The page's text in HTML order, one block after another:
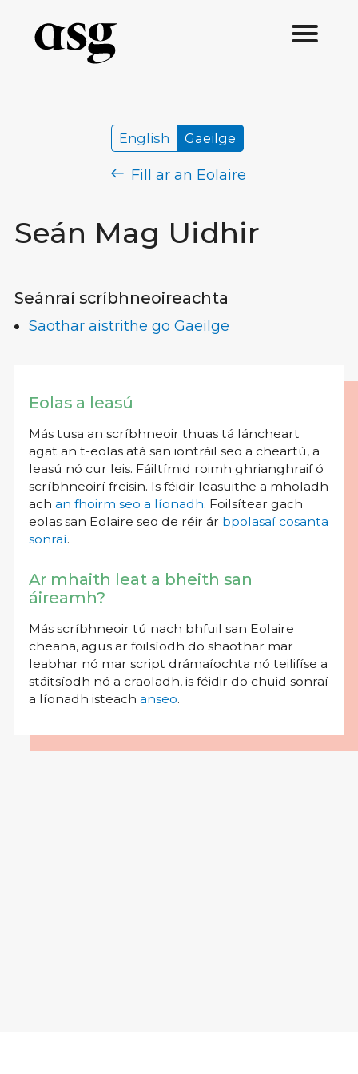
Seán Mag Uidhir
English Gaeilge
Fill ar an Eolaire
Seánraí scríbhneoireachta
Saothar aistrithe go Gaeilge
Eolas a leasú
Más tusa an scríbhneoir thuas tá láncheart
agat an t-eolas atá san iontráil seo a cheartú, a
leasú nó cur leis. Fáiltímid roimh ghrianghraif ó
scríbhneoirí freisin. Is féidir leasuithe a mholadh
ach an fhoirm seo a líonadh. Foilsítear gach
eolas san Eolaire seo de réir ár bpolasaí cosanta
sonraí.
Ar mhaith leat a bheith san
áireamh?
Más scríbhneoir tú nach bhfuil san Eolaire
cheana, agus ar foilsíodh do shaothar mar
leabhar nó mar script drámaíochta nó teilifíse a
stáitsíodh nó a craoladh, is féidir do chuid sonraí
a líonadh isteach anseo.